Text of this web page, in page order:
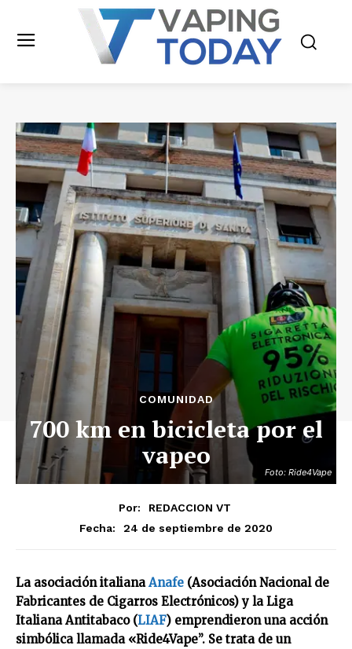
Foto: Ride4Vape
COMUNIDAD
700 km en bicicleta por el
vapeo
Por:
REDACCION VT
Fecha:
24 de septiembre de 2020
La asociación italianaAnafe (Asociación Nacional de
Fabricantes de Cigarros Electrónicos) y la Liga
Italiana Antitabaco (LIAF) emprendieron una acción
simbólica llamada «Ride4Vape”. Se trata de un